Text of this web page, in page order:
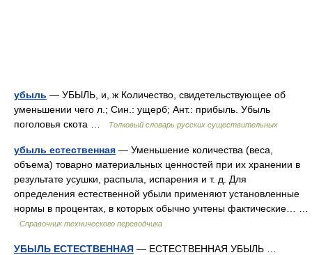
убыль — УБЫЛЬ, и, ж Количество, свидетельствующее об
уменьшении чего л.; Син.: ущерб; Ант.: прибыль. Убыль
поголовья скота …
Толковый словарь русских существительных
убыль естественная — Уменьшение количества (веса,
объема) товарно материальных ценностей при их хранении в
результате усушки, распыла, испарения и т. д. Для
определения естественной убыли применяют установленные
нормы в процентах, в которых обычно учтены фактические… …
Справочник технического переводчика
УБЫЛЬ ЕСТЕСТВЕННАЯ — ЕСТЕСТВЕННАЯ УБЫЛЬ …